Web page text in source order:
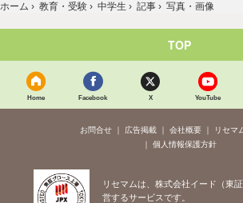
ホーム › 教育・受験 › 中学生 › 記事 › 写真・画像
TOP
Home Facebook X YouTube
お問合せ 広告掲載 会社概要
リセマ
個人情報保護方針
リセマムは、株式会社イード（東
営するサービスです。